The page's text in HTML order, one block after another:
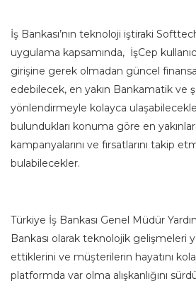
İş Bankası’nın teknoloji iştiraki
uygulama kapsamında, İşCep
girişine gerek olmadan güncel
edebilecek, en yakın Bankamatik ve
yönlendirmeyle kolayca
bulundukları konuma göre en
kampanyalarını ve fırsatlarını takip
bulabilecekler.
Türkiye İş Bankası Genel Müdür
Bankası olarak teknolojik gelişmeleri
ettiklerini ve müşterilerin hayatını
platformda var olma alışkanlığını